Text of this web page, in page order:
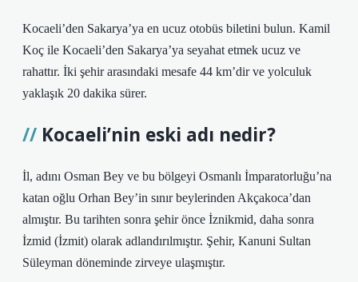
Kocaeli’den Sakarya’ya en ucuz otobüs biletini bulun. Kamil
Koç ile Kocaeli’den Sakarya’ya seyahat etmek ucuz ve
rahattır. İki şehir arasındaki mesafe 44 km’dir ve yolculuk
yaklaşık 20 dakika sürer.
Kocaeli’nin eski adı nedir?
İl, adını Osman Bey ve bu bölgeyi Osmanlı İmparatorluğu’na
katan oğlu Orhan Bey’in sınır beylerinden Akçakoca’dan
almıştır. Bu tarihten sonra şehir önce İznikmid, daha sonra
İzmid (İzmit) olarak adlandırılmıştır. Şehir, Kanuni Sultan
Süleyman döneminde zirveye ulaşmıştır.